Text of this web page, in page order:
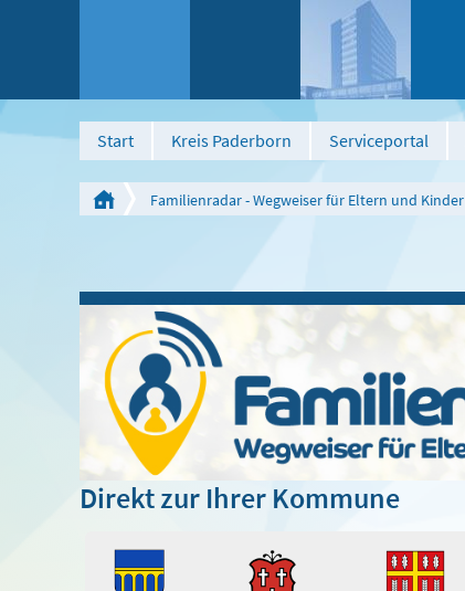
Start Kreis Paderborn Serviceportal
Familienradar - Wegweiser für Eltern und Kinder
Direkt zur Ihrer Kommune